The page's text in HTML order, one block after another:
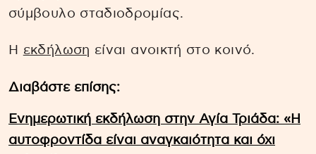
σύμβουλο σταδιοδρομίας.
Η εκδήλωση είναι ανοικτή στο κοινό.
Διαβάστε επίσης:
Ενημερωτική εκδήλωση στην Αγία Τριάδα: «Η
αυτοφροντίδα είναι αναγκαιότητα και όχι